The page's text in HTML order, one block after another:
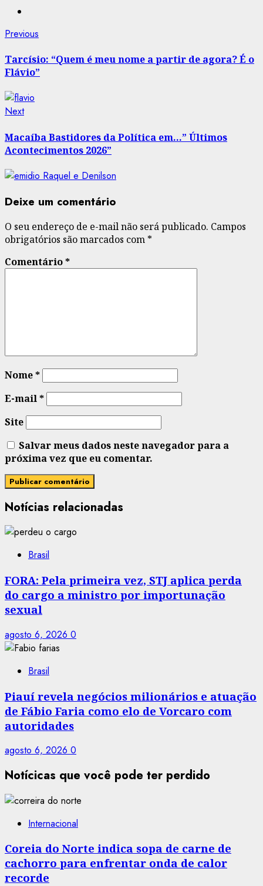
Post
navigation
Previous
Tarcísio: “Quem é meu nome a partir de agora? É o
Flávio”
NextNext
Macaíba Bastidores da Política em…” Últimos
Acontecimentos 2026”
Deixe um comentário
O seu endereço de e-mail não será publicado. Campos
obrigatórios são marcados com *
Comentário*
Nome*
E-mail*
Site
Salvar meus dados neste navegador para a
próxima vez que eu comentar.
Notícias relacionadas
Brasil
FORA: Pela primeira vez, STJ aplica perda
do cargo a ministro por importunação
sexual
agosto 6, 2026 0
Brasil
Piauí revela negócios milionários e atuação
de Fábio Faria como elo de Vorcaro com
autoridades
agosto 6, 2026 0
Notícicas que você pode ter perdido
Internacional
Coreia do Norte indica sopa de carne de
cachorro para enfrentar onda de calor
recorde